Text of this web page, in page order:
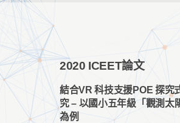
2020 ICEET論文
結合VR 科技支援POE 探究
究 – 以國小五年級「觀測太
為例